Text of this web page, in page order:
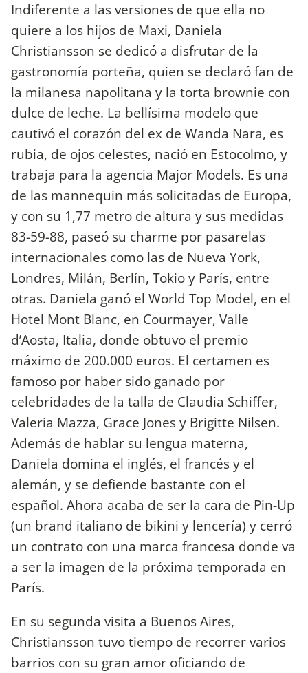
Indiferente a las versiones de que ella no
quiere a los hijos de Maxi, Daniela
Christiansson se dedicó a disfrutar de la
gastronomía porteña, quien se declaró fan de
la milanesa napolitana y la torta brownie con
dulce de leche. La bellísima modelo que
cautivó el corazón del ex de Wanda Nara, es
rubia, de ojos celestes, nació en Estocolmo, y
trabaja para la agencia Major Models. Es una
de las mannequin más solicitadas de Europa,
y con su 1,77 metro de altura y sus medidas
83-59-88, paseó su charme por pasarelas
internacionales como las de Nueva York,
Londres, Milán, Berlín, Tokio y París, entre
otras. Daniela ganó el World Top Model, en el
Hotel Mont Blanc, en Courmayer, Valle
d’Aosta, Italia, donde obtuvo el premio
máximo de 200.000 euros. El certamen es
famoso por haber sido ganado por
celebridades de la talla de Claudia Schiffer,
Valeria Mazza, Grace Jones y Brigitte Nilsen.
Además de hablar su lengua materna,
Daniela domina el inglés, el francés y el
alemán, y se defiende bastante con el
español. Ahora acaba de ser la cara de Pin-Up
(un brand italiano de bikini y lencería) y cerró
un contrato con una marca francesa donde va
a ser la imagen de la próxima temporada en
París.
En su segunda visita a Buenos Aires,
Christiansson tuvo tiempo de recorrer varios
barrios con su gran amor oficiando de